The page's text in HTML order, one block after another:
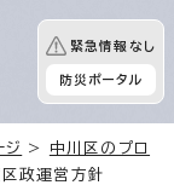
緊急情報なし
防災ポータル
ジ > 中川区のプロ
政運営方針